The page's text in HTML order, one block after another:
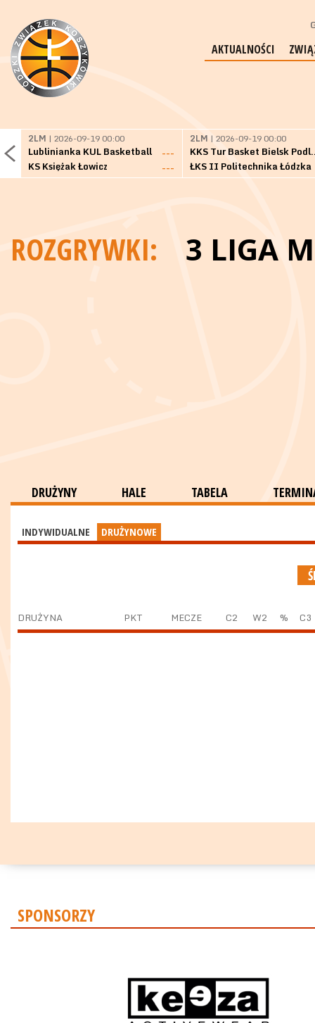
AKTUALNOŚCI
2LM | 2026-09-19 00:00
Lublinianka KUL Basketball
---
KS Księżak Łowicz
---
2LM | 2026-09-19 00:00
KKS Tur
ŁKS II Politechnika Łódzka
ROZGRYWKI: 3 LIGA
DRUŻYNY HALE TABELA
INDYWIDUALNE DRUŻYNOWE
DRUŻYNA PKT MECZE C2 W2 % C3
SPONSORZY